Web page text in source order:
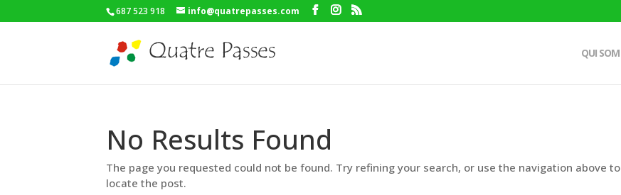
687 523 918 info@quatrepasses.com
QUI SOM
No Results Found
The page you requested could not be found. Try refining your search, or use the navigation above to
locate the post.